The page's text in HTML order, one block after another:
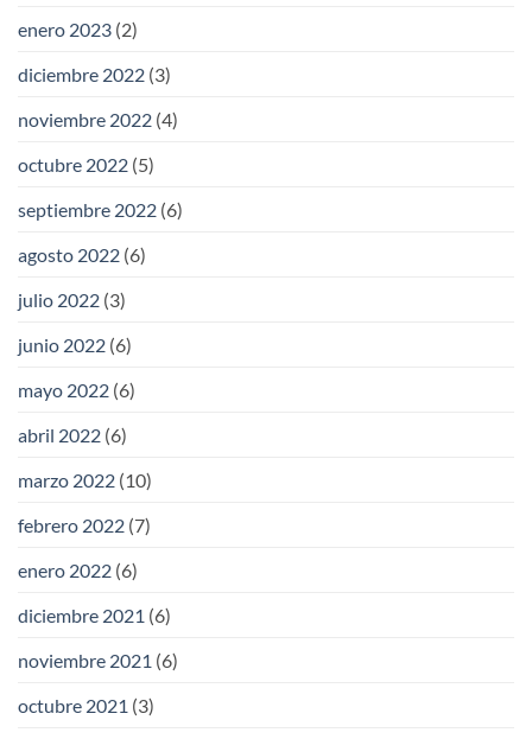
enero 2023 (2)
diciembre 2022 (3)
noviembre 2022 (4)
octubre 2022 (5)
septiembre 2022 (6)
agosto 2022 (6)
julio 2022 (3)
junio 2022 (6)
mayo 2022 (6)
abril 2022 (6)
marzo 2022 (10)
febrero 2022 (7)
enero 2022 (6)
diciembre 2021 (6)
noviembre 2021 (6)
octubre 2021 (3)